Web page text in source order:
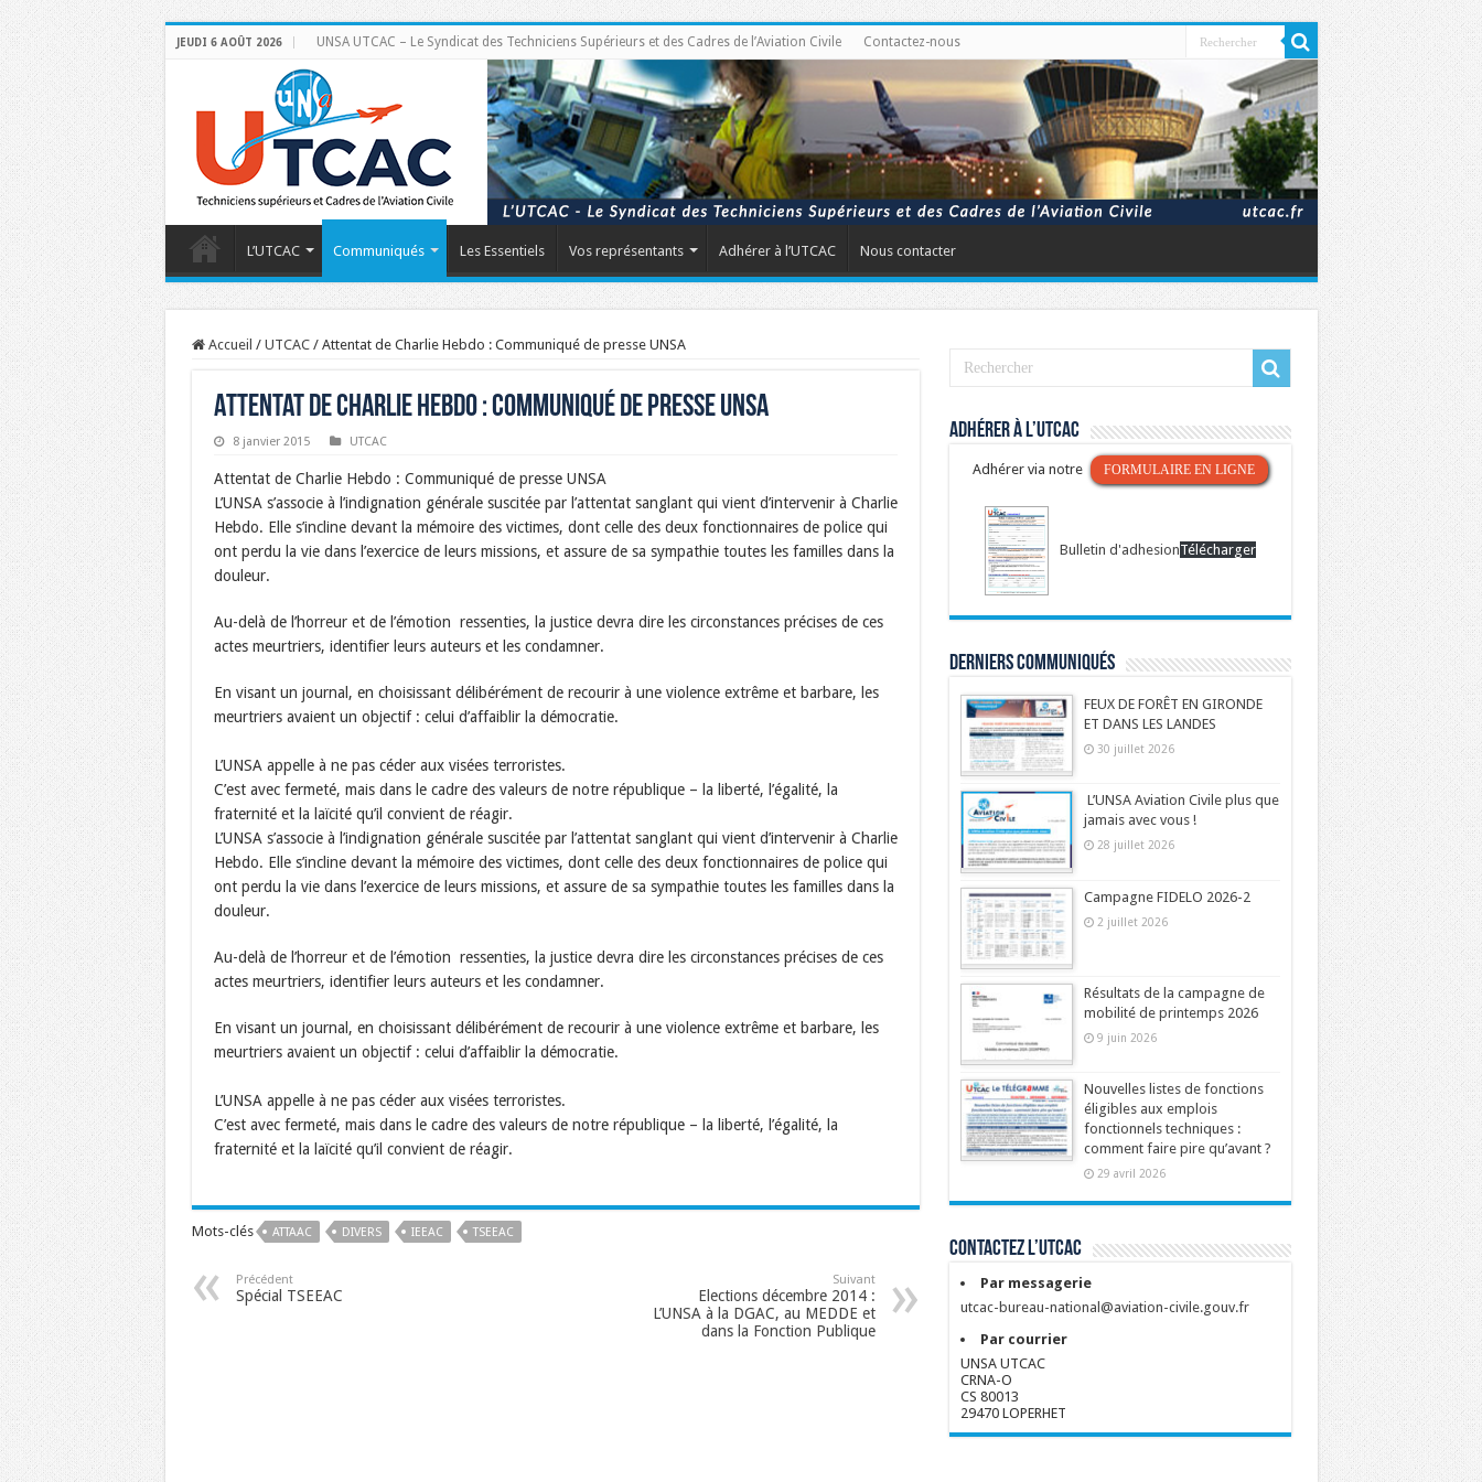
JEUDI 6 AOÛT 2026 UNSA UTCAC – Le Syndicat des Techniciens Supérieurs et des Cadres de l’Aviation Civile Contactez-nous
L’UTCAC Communiqués Les Essentiels Vos représentants Adhérer à l’UTCAC Nous contacter
Accueil / UTCAC / Attentat de Charlie Hebdo : Communiqué de presse UNSA
Attentat de Charlie Hebdo : Communiqué de presse UNSA
8 janvier 2015 UTCAC
Attentat de Charlie Hebdo : Communiqué de presse UNSA
L’UNSA s’associe à l’indignation générale suscitée par l’attentat sanglant qui vient d’intervenir à Charlie
Hebdo. Elle s’incline devant la mémoire des victimes, dont celle des deux fonctionnaires de police qui
ont perdu la vie dans l’exercice de leurs missions, et assure de sa sympathie toutes les familles dans la
douleur.
Au-delà de l’horreur et de l’émotion ressenties, la justice devra dire les circonstances précises de ces
actes meurtriers, identifier leurs auteurs et les condamner.
En visant un journal, en choisissant délibérément de recourir à une violence extrême et barbare, les
meurtriers avaient un objectif : celui d’affaiblir la démocratie.
L’UNSA appelle à ne pas céder aux visées terroristes.
C’est avec fermeté, mais dans le cadre des valeurs de notre république – la liberté, l’égalité, la
fraternité et la laïcité qu’il convient de réagir.
L’UNSA s’associe à l’indignation générale suscitée par l’attentat sanglant qui vient d’intervenir à Charlie
Hebdo. Elle s’incline devant la mémoire des victimes, dont celle des deux fonctionnaires de police qui
ont perdu la vie dans l’exercice de leurs missions, et assure de sa sympathie toutes les familles dans la
douleur.
Au-delà de l’horreur et de l’émotion ressenties, la justice devra dire les circonstances précises de ces
actes meurtriers, identifier leurs auteurs et les condamner.
En visant un journal, en choisissant délibérément de recourir à une violence extrême et barbare, les
meurtriers avaient un objectif : celui d’affaiblir la démocratie.
L’UNSA appelle à ne pas céder aux visées terroristes.
C’est avec fermeté, mais dans le cadre des valeurs de notre république – la liberté, l’égalité, la
fraternité et la laïcité qu’il convient de réagir.
Mots-clés ATTAAC DIVERS IEEAC TSEEAC
Précédent
Spécial TSEEAC
Suivant
Elections décembre 2014 :
L’UNSA à la DGAC, au MEDDE et
dans la Fonction Publique
Adhérer à l’UTCAC
Adhérer via notre FORMULAIRE EN LIGNE
Bulletin d'adhesionTélécharger
Derniers communiqués
FEUX DE FORÊT EN GIRONDE
ET DANS LES LANDES
30 juillet 2026
L’UNSA Aviation Civile plus que
jamais avec vous !
28 juillet 2026
Campagne FIDELO 2026-2
2 juillet 2026
Résultats de la campagne de
mobilité de printemps 2026
9 juin 2026
Nouvelles listes de fonctions
éligibles aux emplois
fonctionnels techniques :
comment faire pire qu’avant ?
29 avril 2026
Contactez l’UTCAC
Par messagerie
utcac-bureau-national@aviation-civile.gouv.fr
Par courrier
UNSA UTCAC
CRNA-O
CS 80013
29470 LOPERHET